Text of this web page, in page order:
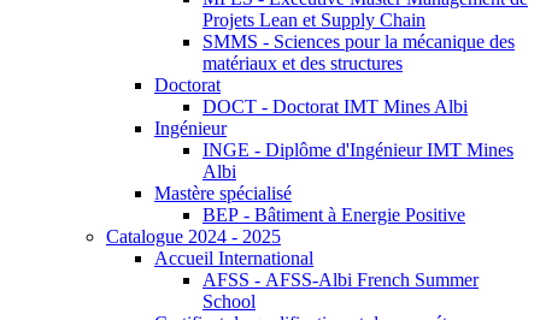
Projets Lean et Supply Chain
SMMS - Sciences pour la mécanique des
matériaux et des structures
Doctorat
DOCT - Doctorat IMT Mines Albi
Ingénieur
INGE - Diplôme d'Ingénieur IMT Mines
Albi
Mastère spécialisé
BEP - Bâtiment à Energie Positive
Catalogue 2024 - 2025
Accueil International
AFSS - AFSS-Albi French Summer
School